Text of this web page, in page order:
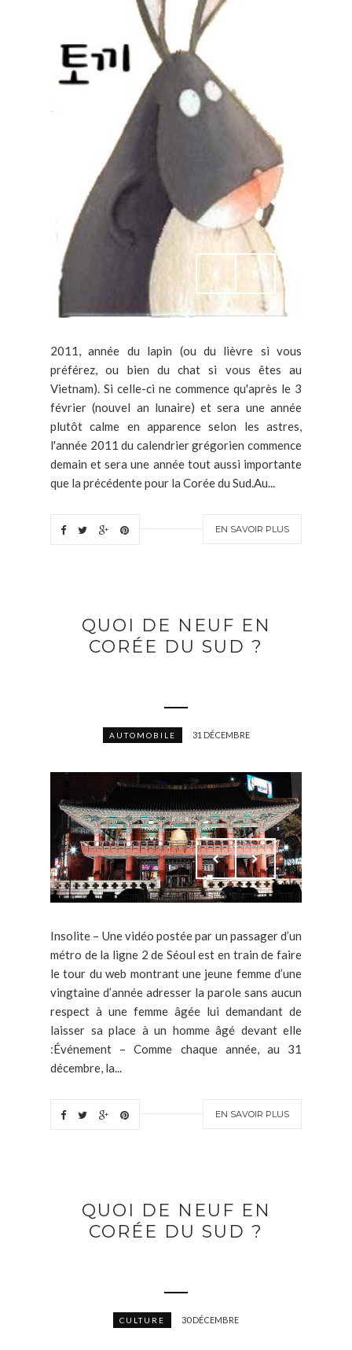
2011, année du lapin (ou du lièvre si vous
préférez, ou bien du chat si vous êtes au
Vietnam). Si celle-ci ne commence qu'après le 3
février (nouvel an lunaire) et sera une année
plutôt calme en apparence selon les astres,
l'année 2011 du calendrier grégorien commence
demain et sera une année tout aussi importante
que la précédente pour la Corée du Sud.Au...
EN SAVOIR PLUS
QUOI DE NEUF EN
CORÉE DU SUD ?
AUTOMOBILE 31 DÉCEMBRE
Insolite – Une vidéo postée par un passager d’un
métro de la ligne 2 de Séoul est en train de faire
le tour du web montrant une jeune femme d’une
vingtaine d’année adresser la parole sans aucun
respect à une femme âgée lui demandant de
laisser sa place à un homme âgé devant elle
:Événement – Comme chaque année, au 31
décembre, la...
EN SAVOIR PLUS
QUOI DE NEUF EN
CORÉE DU SUD ?
CULTURE 30 DÉCEMBRE